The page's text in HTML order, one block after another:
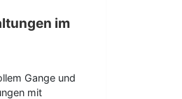
im
Gange und
mit